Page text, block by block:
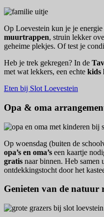
Op Loevestein kun je je
muurtrappen, struin lekker
geheime plekjes. Of test je
Heb je trek gekregen? In de
met wat lekkers, een echte kids
Eten bij Slot Loevestein
Opa & oma
Op woensdag (buiten de
opa’s en oma’s een kaartje
gratis naar binnen. Heb samen
ontdekkingstocht door het
Genieten van de natuur